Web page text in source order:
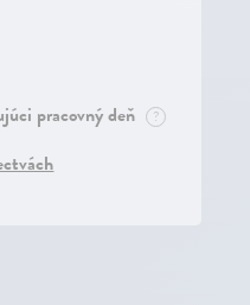
pracovný deň ?